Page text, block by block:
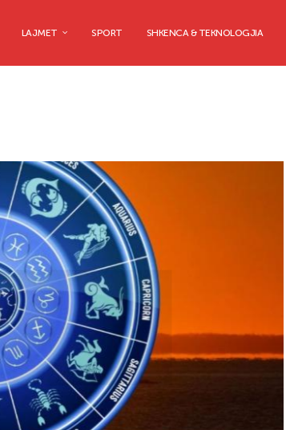
LAJMET SPORT SHKENCA & TEKNOLOGJIA
Një ditë plot
vendime...
10/06/2026